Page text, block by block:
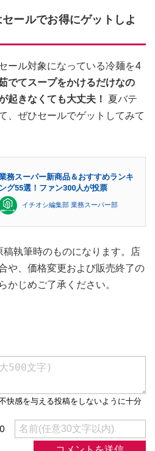
ールでお得にゲットしよ
ール対象になっている冷麺を4
でてスープをかけるだけなの
起きなくても大丈夫！ 夏バテ
、ぜひセールでゲットしてみて
務スーパー新商品＆おすすめランキ
ング55選！ファン300人が投票
イチオシ編集部 業務スーパー部
執筆時のものになります。店
や、価格変更および販売終了の
かじめご了承ください。